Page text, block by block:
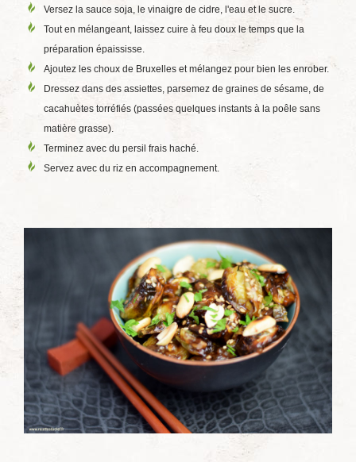
Versez la sauce soja, le vinaigre de cidre, l'eau et le sucre.
Tout en mélangeant, laissez cuire à feu doux le temps que la
préparation épaississe.
Ajoutez les choux de Bruxelles et mélangez pour bien les enrober.
Dressez dans des assiettes, parsemez de graines de sésame, de
cacahuètes torréfiés (passées quelques instants à la poêle sans
matière grasse).
Terminez avec du persil frais haché.
Servez avec du riz en accompagnement.